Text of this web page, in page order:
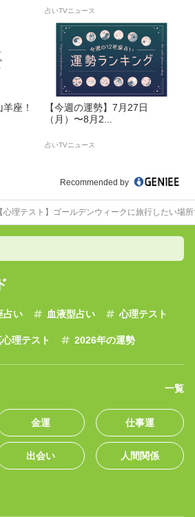
占いTVニュース
座！
【今週の運勢】7月27日
（月）〜8月2...
占いTVニュース
Recommended by
【心理テスト】ゴールデンウィークに旅行したい場
占い 血液型占い 心理テスト
理テスト 2026年の運勢
一覧
金運 仕事運
出会い 人間関係